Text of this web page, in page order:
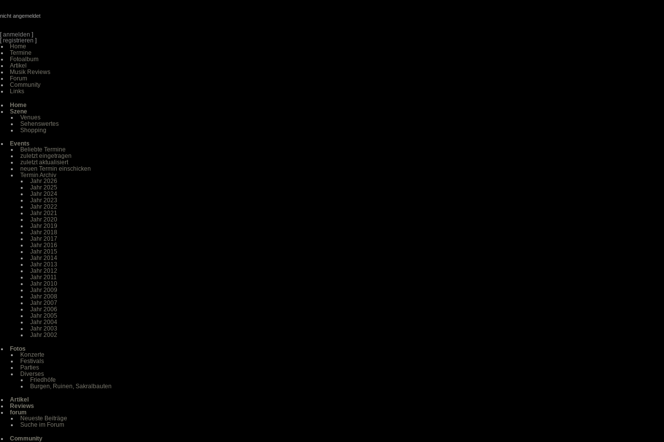
nicht angemeldet
[anmelden ]
[registrieren ]
Home
Termine
Fotoalbum
Artikel
Musik Reviews
Forum
Community
Links
Home
Szene
Venues
Sehenswertes
Shopping
Events
Beliebte Termine
zuletzt eingetragen
zuletzt aktualisiert
neuen Termin einschicken
Termin Archiv
Jahr 2026
Jahr 2025
Jahr 2024
Jahr 2023
Jahr 2022
Jahr 2021
Jahr 2020
Jahr 2019
Jahr 2018
Jahr 2017
Jahr 2016
Jahr 2015
Jahr 2014
Jahr 2013
Jahr 2012
Jahr 2011
Jahr 2010
Jahr 2009
Jahr 2008
Jahr 2007
Jahr 2006
Jahr 2005
Jahr 2004
Jahr 2003
Jahr 2002
Fotos
Konzerte
Festivals
Parties
Diverses
Friedhöfe
Burgen, Ruinen, Sakralbauten
Artikel
Reviews
forum
Neueste Beiträge
Suche im Forum
Community